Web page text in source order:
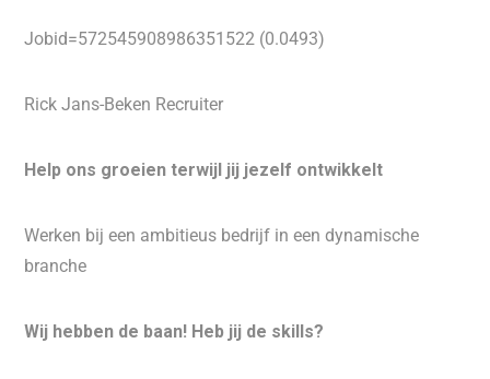
Jobid=572545908986351522 (0.0493)
Rick Jans-Beken Recruiter
Help ons groeien terwijl jij jezelf ontwikkelt
Werken bij een ambitieus bedrijf in een dynamische
branche
Wij hebben de baan! Heb jij de skills?